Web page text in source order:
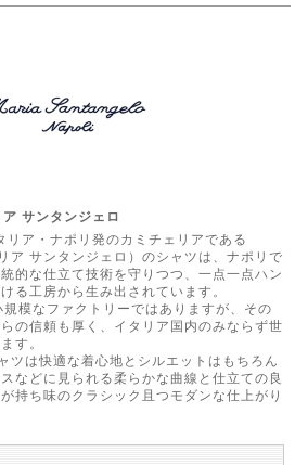
サンタンジェロ
ア・ナポリ発のカミチェリアである
サンタンジェロ）のシャツは、ナポリで
的な仕立て技術を守りつつ、一点一点ハン
る工房から生み出されています。
模なファクトリーではありますが、その
の信頼も厚く、イタリア国内のみならず世
す。
は快適な着心地とシルエットはもちろん
などに見られる柔らかな曲線と仕立ての良
持ち味のクラシック且つモダンな仕上がり